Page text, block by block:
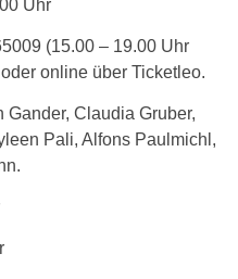
Uhr
(15.00 – 19.00 Uhr
online über Ticketleo.
Gander, Claudia Gruber,
Pali, Alfons Paulmichl,